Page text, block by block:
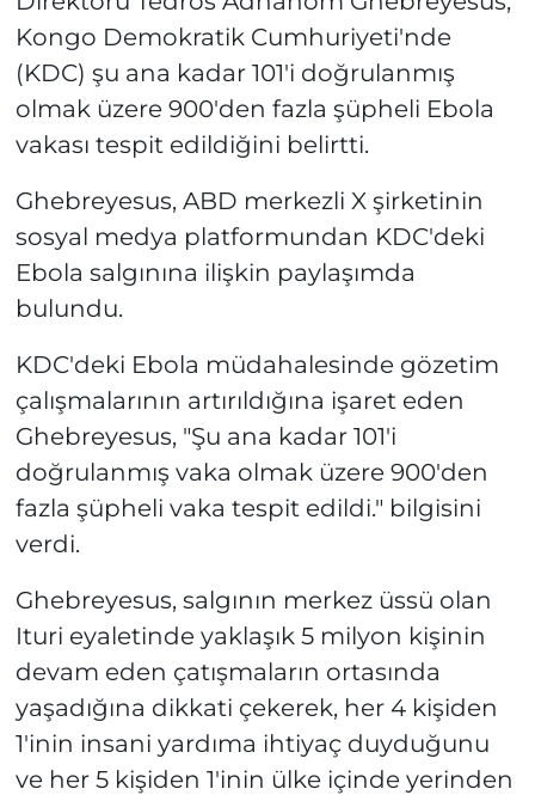
Kongo Demokratik Cumhuriyeti'nde
(KDC) şu ana kadar 101'i doğrulanmış
olmak üzere 900'den fazla şüpheli Ebola
vakası tespit edildiğini belirtti.
Ghebreyesus, ABD merkezli X şirketinin
sosyal medya platformundan KDC'deki
Ebola salgınına ilişkin paylaşımda
bulundu.
KDC'deki Ebola müdahalesinde gözetim
çalışmalarının artırıldığına işaret eden
Ghebreyesus, "Şu ana kadar 101'i
doğrulanmış vaka olmak üzere 900'den
fazla şüpheli vaka tespit edildi." bilgisini
verdi.
Ghebreyesus, salgının merkez üssü olan
Ituri eyaletinde yaklaşık 5 milyon kişinin
devam eden çatışmaların ortasında
yaşadığına dikkati çekerek, her 4 kişiden
1'inin insani yardıma ihtiyaç duyduğunu
ve her 5 kişiden 1'inin ülke içinde yerinden